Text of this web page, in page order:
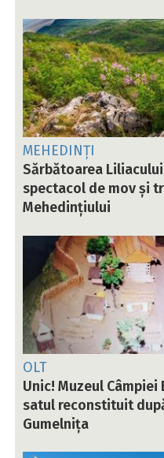
MEHEDINȚI
Sărbătoarea
spectacol de mov și
Mehedințiului
OLT
Unic! Muzeul
satul reconstituit
Gumelnița